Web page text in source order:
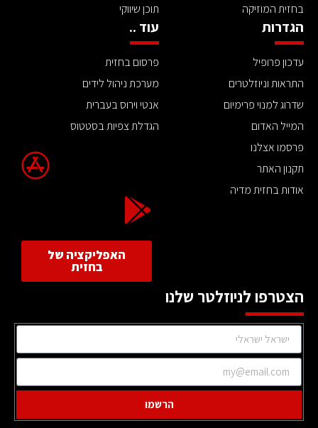
בחזית המוזיקה
תוכן שיווקי
הגדרות
עדכון פרופיל
התראות וניוזלטרים
שדרוג למנוי פרימיום
המייל האדום
פרסמו אצלנו
תקנון האתר
אודות בחזית מדיה
עוד ..
פרסום בחזית
מערכת ניהול לידים
אנטי וירוס בעברית
הגדלת צפיות בסטטוס
האפליקציה של
בחזית
הצטרפו לניוזלטר שלנו
הרשמו